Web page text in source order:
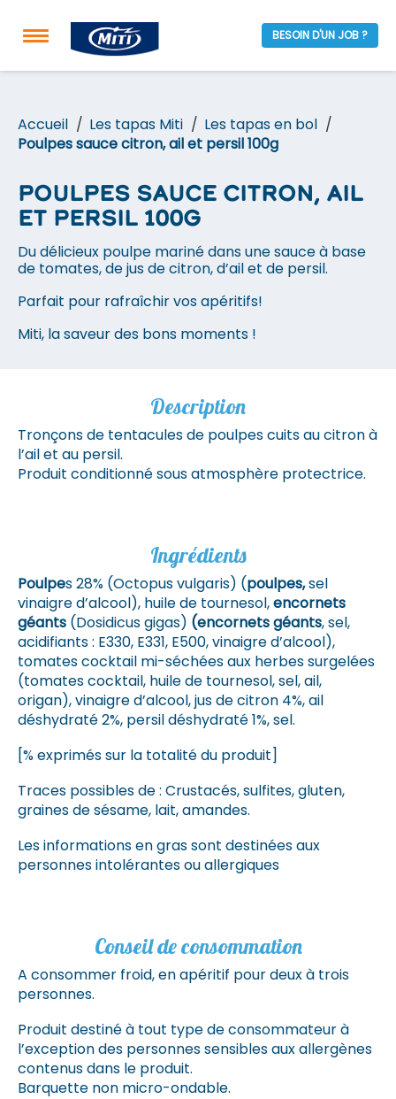
BESOIN D'UN JOB ?
Accueil Les tapas Miti
Les tapas en bol
Poulpes sauce citron, ail et persil 100g
Poulpes sauce citron, ail
et persil 100g
Du délicieux poulpe mariné dans une sauce à base
de tomates, de jus de citron, d’ail et de persil.
Parfait pour rafraîchir vos apéritifs!
Miti, la saveur des bons moments !
Description
Tronçons de tentacules de poulpes cuits au citron à
l’ail et au persil.
Produit conditionné sous atmosphère protectrice.
Ingrédients
Poulpes 28% (Octopus vulgaris) (poulpes,sel
vinaigre d’alcool), huile de tournesol,encornets
géants (Dosidicus gigas) (encornets géants, sel,
acidifiants : E330, E331, E500, vinaigre d’alcool),
tomates cocktail mi-séchées aux herbes surgelées
(tomates cocktail, huile de tournesol, sel, ail,
origan), vinaigre d’alcool, jus de citron 4%, ail
déshydraté 2%, persil déshydraté 1%, sel.
[% exprimés sur la totalité du produit]
Traces possibles de : Crustacés, sulfites, gluten,
graines de sésame, lait, amandes.
Les informations en gras sont destinées aux
personnes intolérantes ou allergiques
Conseil de consommation
A consommer froid, en apéritif pour deux à trois
personnes.
Produit destiné à tout type de consommateur à
l’exception des personnes sensibles aux allergènes
contenus dans le produit.
Barquette non micro-ondable.